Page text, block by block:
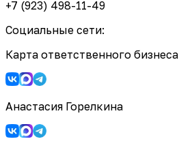
+7 (923) 498-11-49
Социальные сети:
Карта ответственного бизнеса
Анастасия Горелкина